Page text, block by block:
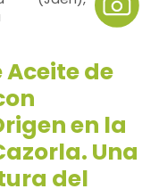
de
en la
Una
del